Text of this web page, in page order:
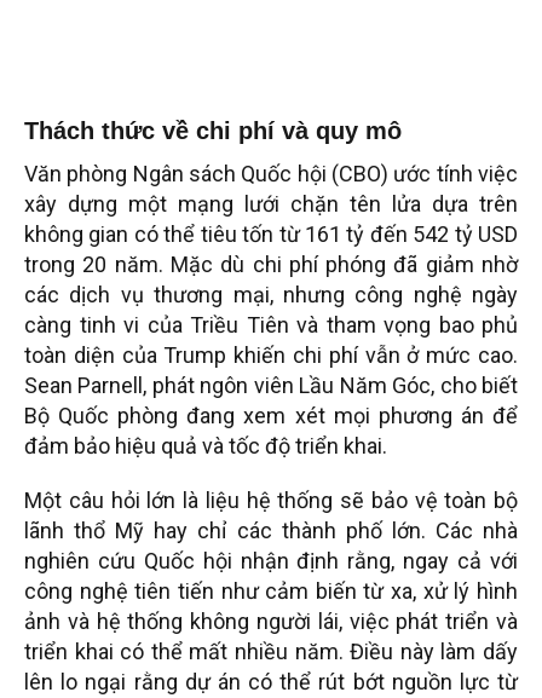
Thách thức về chi phí và quy mô
Văn phòng Ngân sách Quốc hội (CBO) ước tính việc
xây dựng một mạng lưới chặn tên lửa dựa trên
không gian có thể tiêu tốn từ 161 tỷ đến 542 tỷ USD
trong 20 năm. Mặc dù chi phí phóng đã giảm nhờ
các dịch vụ thương mại, nhưng công nghệ ngày
càng tinh vi của Triều Tiên và tham vọng bao phủ
toàn diện của Trump khiến chi phí vẫn ở mức cao.
Sean Parnell, phát ngôn viên Lầu Năm Góc, cho biết
Bộ Quốc phòng đang xem xét mọi phương án để
đảm bảo hiệu quả và tốc độ triển khai.
Một câu hỏi lớn là liệu hệ thống sẽ bảo vệ toàn bộ
lãnh thổ Mỹ hay chỉ các thành phố lớn. Các nhà
nghiên cứu Quốc hội nhận định rằng, ngay cả với
công nghệ tiên tiến như cảm biến từ xa, xử lý hình
ảnh và hệ thống không người lái, việc phát triển và
triển khai có thể mất nhiều năm. Điều này làm dấy
lên lo ngại rằng dự án có thể rút bớt nguồn lực từ